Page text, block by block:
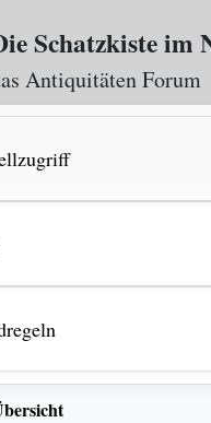
Schatzkiste im
Antiquitäten Forum